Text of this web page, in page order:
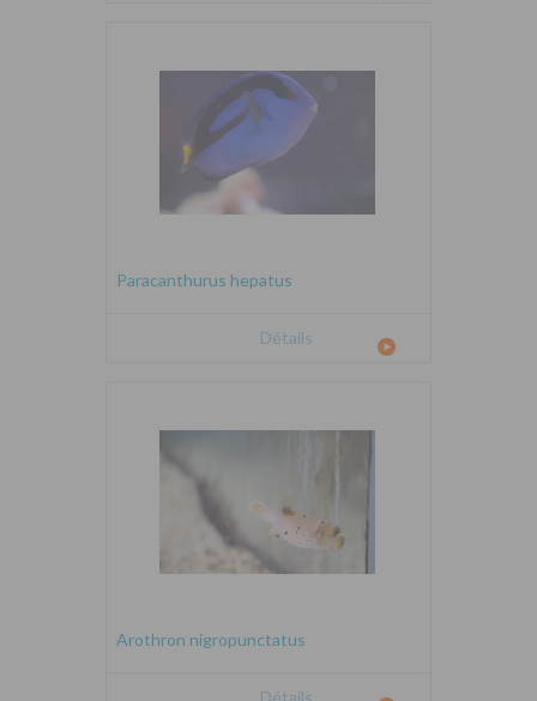
Paracanthurus hepatus
Détails
Arothron nigropunctatus
Détails